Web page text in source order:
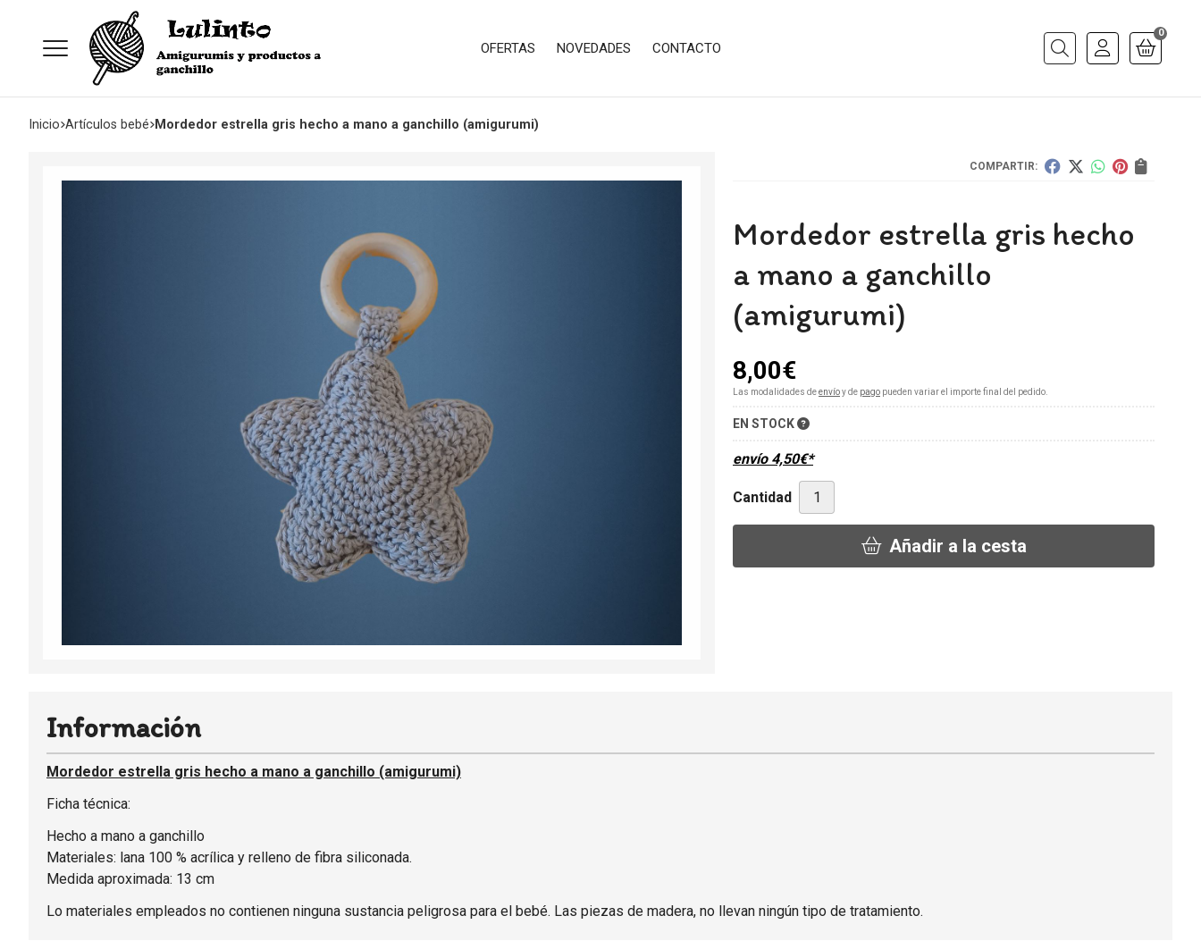
OFERTAS NOVEDADES CONTACTO
Buscar
0
Inicio artículos bebé Mordedor estrella gris hecho a mano a ganchillo (amigurumi)
COMPARTIR:
Mordedor estrella gris hecho
a mano a ganchillo
(amigurumi)
8,00€
Las modalidades deenvíoy de pago pueden variar el importe final del pedido.
EN STOCK
envío 4,50€*
Cantidad
Añadir a la cesta
Información
Mordedor estrella gris hecho a mano a ganchillo (amigurumi)
Ficha técnica:
Hecho a mano a ganchillo
Materiales: lana 100 % acrílica y relleno de fibra siliconada.
Medida aproximada: 13 cm
Lo materiales empleados no contienen ninguna sustancia peligrosa para el bebé. Las piezas de madera, no llevan ningún tipo de tratamiento.